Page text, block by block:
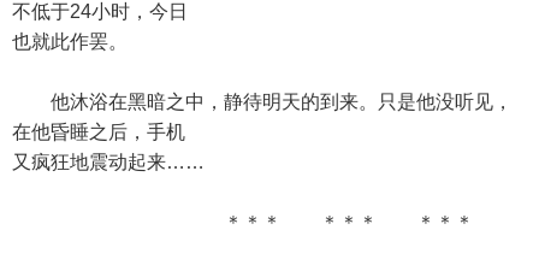
不低于24小时，今日
也就此作罢。
他沐浴在黑暗之中，静待明天的到来。只是他没听见，
在他昏睡之后，手机
又疯狂地震动起来……
＊＊＊ ＊＊＊ ＊＊＊